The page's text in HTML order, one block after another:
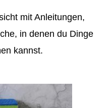
mit Anleitungen,
in denen du Dinge
kannst.